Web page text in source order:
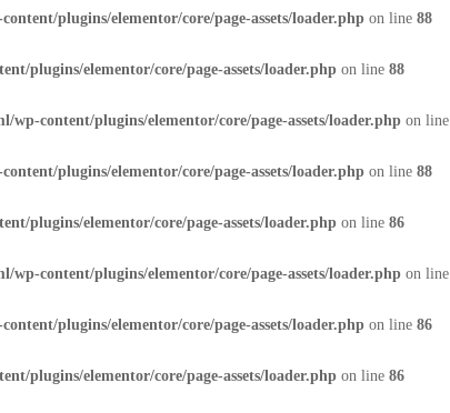
plugins/elementor/core/page-assets/loader.php on line 88
plugins/elementor/core/page-assets/loader.php on line 88
wp-content/plugins/elementor/core/page-assets/loader.php on line
plugins/elementor/core/page-assets/loader.php on line 88
plugins/elementor/core/page-assets/loader.php on line 86
wp-content/plugins/elementor/core/page-assets/loader.php on line
plugins/elementor/core/page-assets/loader.php on line 86
plugins/elementor/core/page-assets/loader.php on line 86